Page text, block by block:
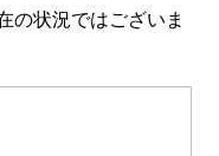
の状況ではございま